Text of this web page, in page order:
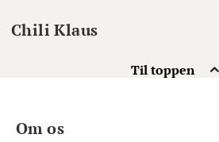
Til toppen
Chili Klaus
Om os